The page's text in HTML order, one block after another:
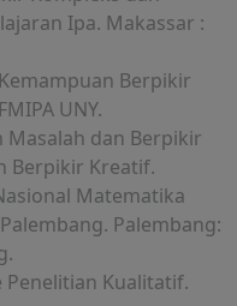
Ipa. Makassar :
Berpikir
UNY.
Masalah dan Berpikir
Berpikir Kreatif.
Matematika
Palembang:
Penelitian Kualitatif.